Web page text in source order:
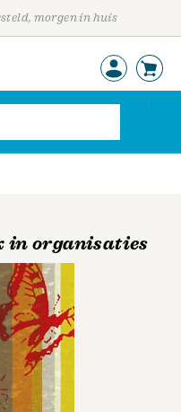
morgen in huis
in organisaties